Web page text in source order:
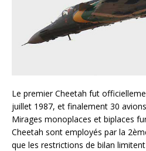
Le premier Cheetah fut
juillet 1987, et finalement 30
Mirages monoplaces et biplaces
Cheetah sont employés par la
que les restrictions de bilan